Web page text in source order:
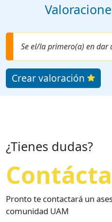
Se el/la primero(a) en dar
Crear valoración
¿Tienes dudas?
Pronto te contactará un
comunidad UAM